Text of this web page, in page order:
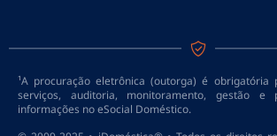
¹A procuração eletrônica (outorga) é obrigatória
serviços, auditoria, monitoramento, gestão e
informações no eSocial Doméstico.